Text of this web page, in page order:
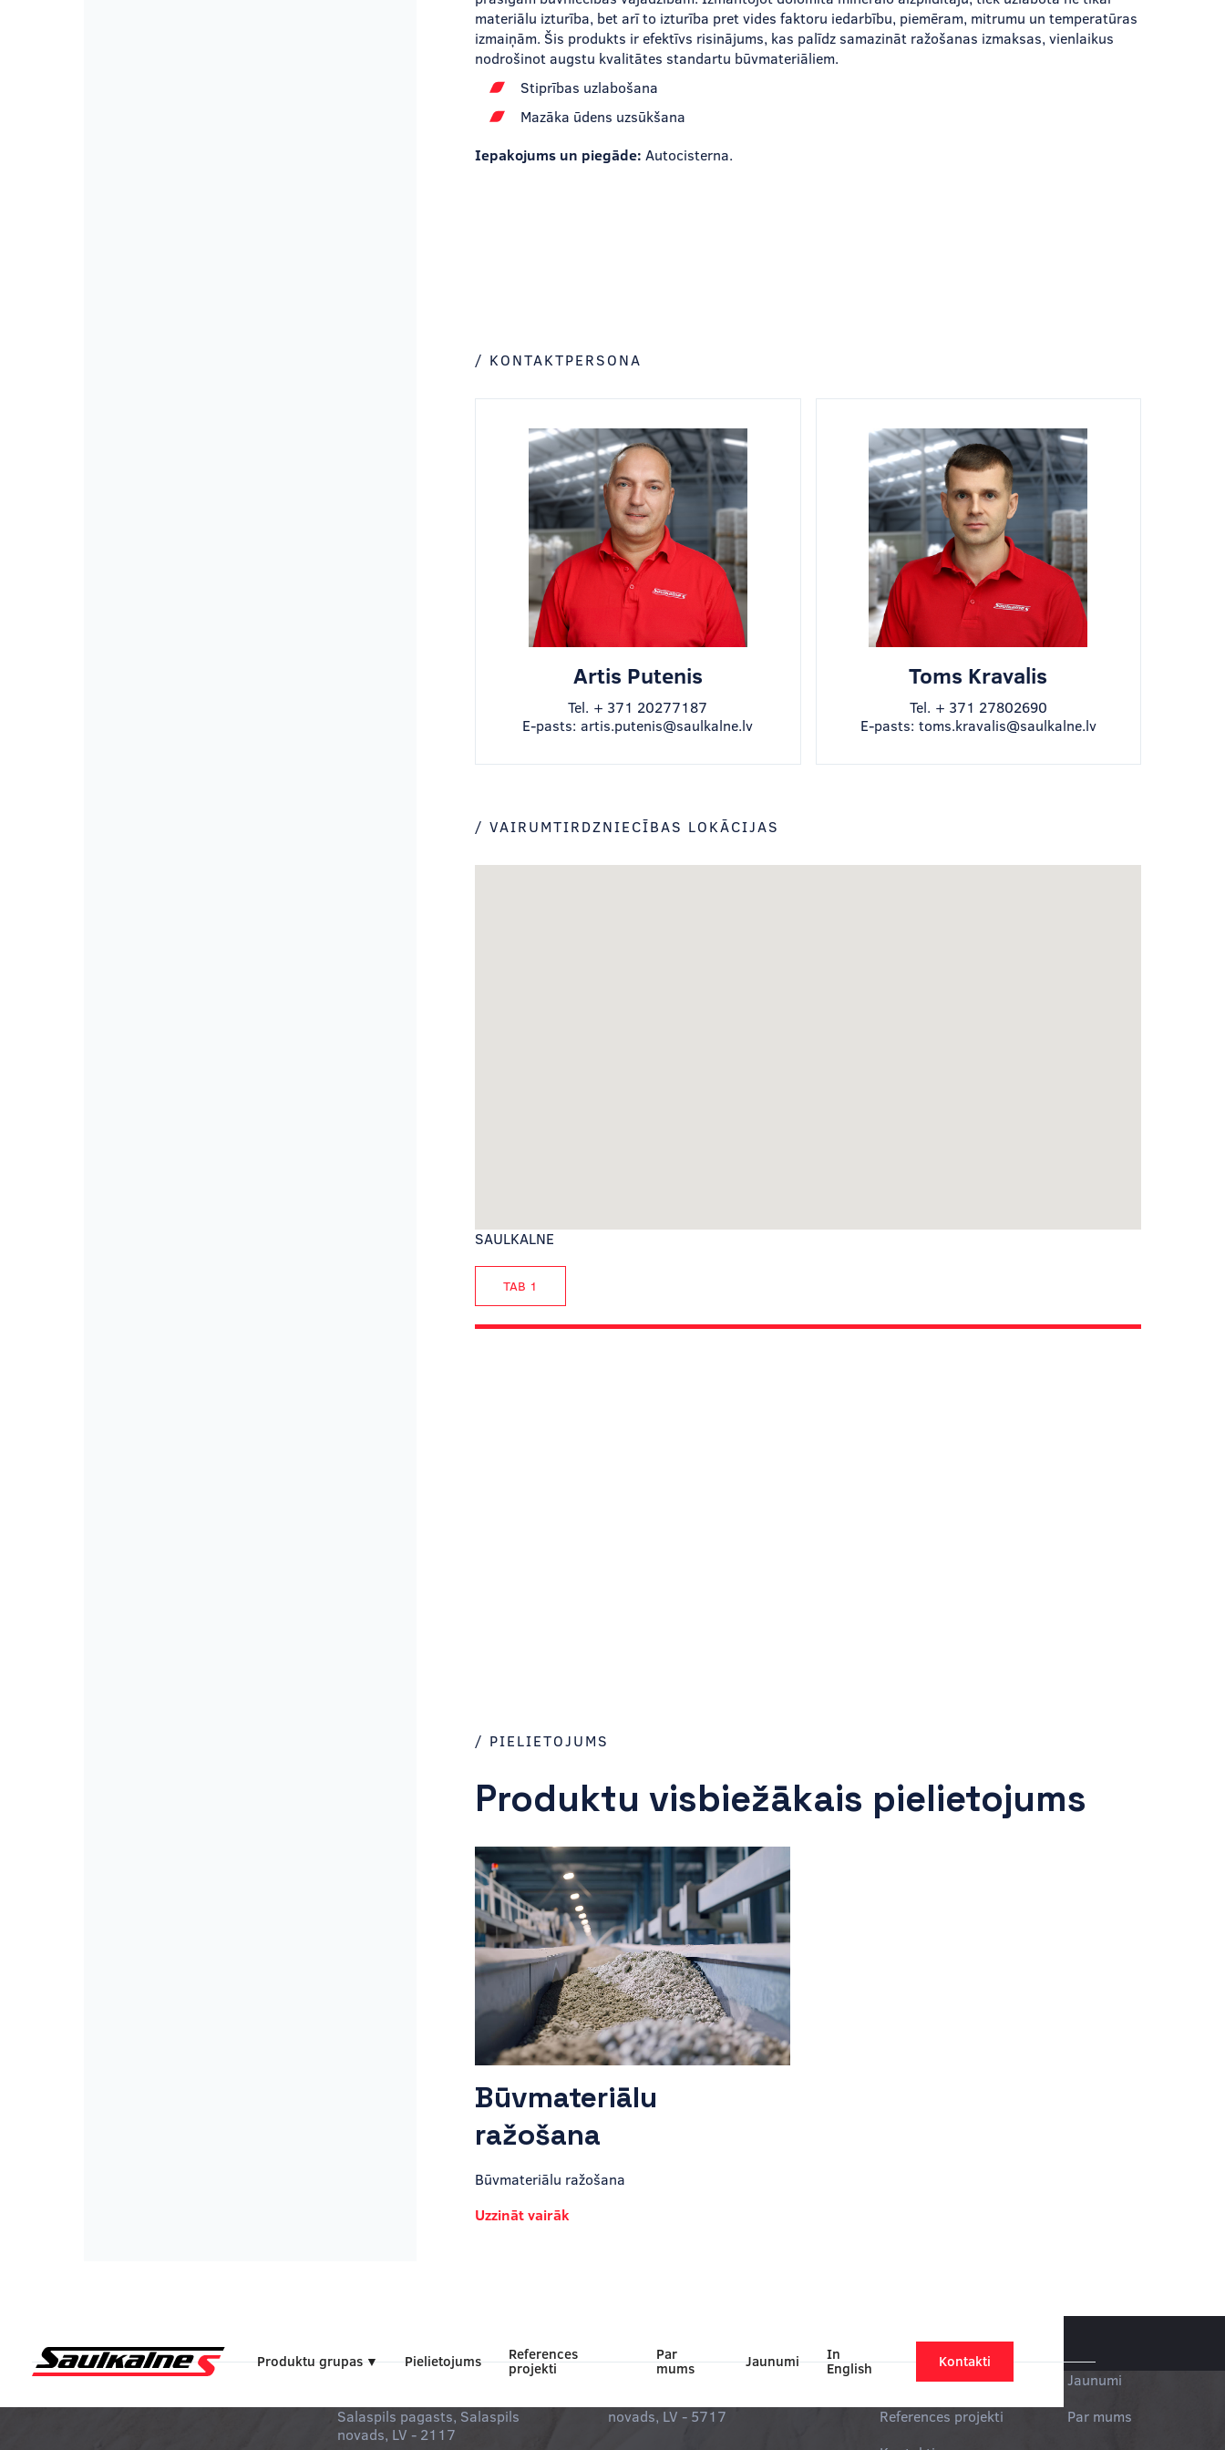
materiālu izturība, bet arī to izturība pret vides faktoru iedarbību, piemēram, mitrumu un temperatūras
izmaiņām. Šis produkts ir efektīvs risinājums, kas palīdz samazināt ražošanas izmaksas, vienlaikus
nodrošinot augstu kvalitātes standartu būvmateriāliem.
Stiprības uzlabošana
Mazāka ūdens uzsūkšana
Iepakojums un piegāde: Autocisterna.
/ KONTAKTPERSONA
Artis Putenis
Tel. + 371 20277187
E-pasts: artis.putenis@saulkalne.lv
Toms Kravalis
Tel. + 371 27802690
E-pasts: toms.kravalis@saulkalne.lv
/ VAIRUMTIRDZNIECĪBAS LOKĀCIJAS
SAULKALNE
TAB 1
/ PIELIETOJUMS
Produktu visbiežākais pielietojums
Būvmateriālu
ražošana
Būvmateriālu ražošana
Uzzināt vairāk
Produktu grupas▼ Pielietojums References
projekti
Par
mums Jaunumi In
English Kontakti
Salaspils pagasts, Salaspils
novads, LV - 2117
SIA Salenieku Dolomīts
novads, LV - 5717
Pielietojums
Jaunumi
References projekti
Par mums